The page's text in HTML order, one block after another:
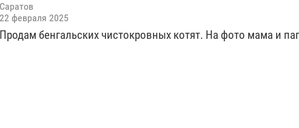
Саратов
22 февраля 2025
Продам бенгальских чистокровных котят. На фото мама и